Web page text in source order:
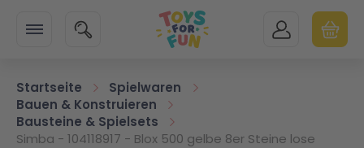
SUCHE MEIN KONTO
Startseite
Spielwaren
Bauen & Konstruieren
Bausteine & Spielsets
Simba - 104118917 - Blox 500 gelbe 8er Steine lose